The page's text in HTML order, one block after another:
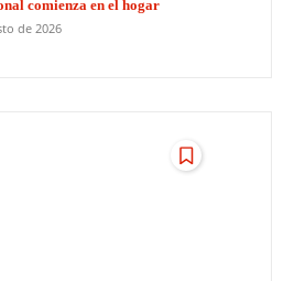
comienza en el hogar
de 2026